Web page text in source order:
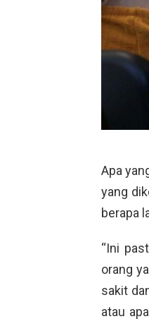
Apa
yang
berapa
“Ini
orang
sakit
atau